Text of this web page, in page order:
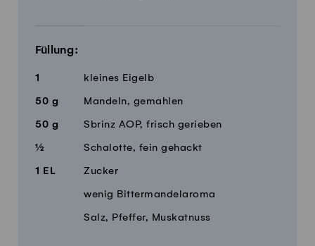
Füllung:
1 kleines Eigelb
50 g Mandeln, gemahlen
50 g Sbrinz AOP, frisch gerieben
½ Schalotte, fein gehackt
1 EL Zucker
wenig Bittermandelaroma
Salz, Pfeffer, Muskatnuss